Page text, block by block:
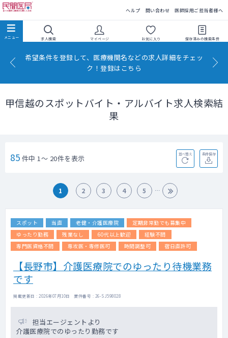
ヘルプ 問い合わせ 医師採用ご担当者様へ
求人検索 マイページ お気に入り 保存済みの検索条件
希望条件を登録して、医療機関名などの求人詳細をチェッ
ク！登録はこちら
甲信越のスポットバイト・アルバイト求人検索結
果
85 件中 1～ 20件を表示 並べ替え 条件保存
1 2 3 4 5
スポット 当直 老健・介護医療院
定期非常勤でも募集中
ゆったり勤務
残業なし 60代以上歓迎
経験不問
専門医資格不問
専攻医・専修医可 時間調整可 宿日直許可
【長野市】介護医療院でのゆったり待機業務
です
掲載更新日 : 2026年07月10日 案件番号 : 26-SJ598028
担当エージェントより
介護医療院でのゆったり勤務です